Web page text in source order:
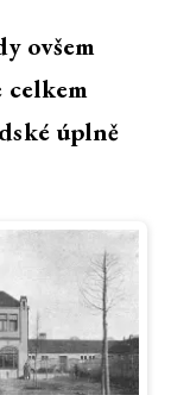
ovšem
celkem
úplně